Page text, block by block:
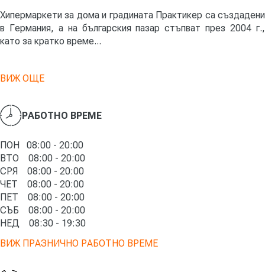
Хипермаркети за дома и градината Практикер са създадени
в Германия, а на българския пазар стъпват през 2004 г.,
като за кратко време...
ВИЖ ОЩЕ
РАБОТНО ВРЕМЕ
ПОН 08:00 - 20:00
ВТО 08:00 - 20:00
СРЯ 08:00 - 20:00
ЧЕТ 08:00 - 20:00
ПЕТ 08:00 - 20:00
СЪБ
08:00 - 20:00
НЕД 08:30 - 19:30
ВИЖ ПРАЗНИЧНО РАБОТНО ВРЕМЕ